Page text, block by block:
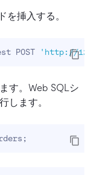
を挿入する。
POST 'http://
す。Web SQLシ
します。
;